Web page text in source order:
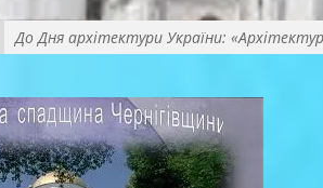
До Дня архітектури України: